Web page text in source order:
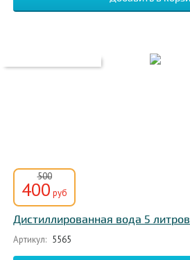
500
400 руб
Дистиллированная вода 5 литров
Артикул: 5565